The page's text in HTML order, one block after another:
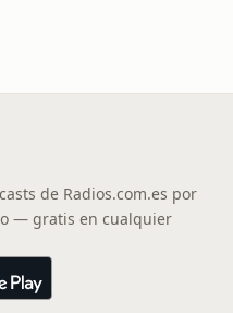
de Radios.com.es por
— gratis en cualquier